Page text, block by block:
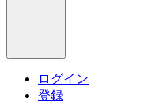
ログイン
登録